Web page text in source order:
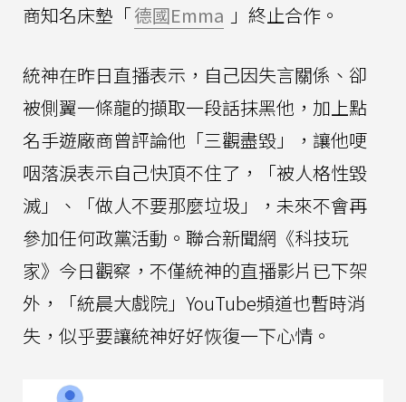
商知名床墊「德國Emma 」終止合作。
統神在昨日直播表示，自己因失言關係、卻
被側翼一條龍的擷取一段話抹黑他，加上點
名手遊廠商曾評論他「三觀盡毀」，讓他哽
咽落淚表示自己快頂不住了，「被人格性毀
滅」、「做人不要那麼垃圾」，未來不會再
參加任何政黨活動。聯合新聞網《科技玩
家》今日觀察，不僅統神的直播影片已下架
外，「統晨大戲院」YouTube頻道也暫時消
失，似乎要讓統神好好恢復一下心情。